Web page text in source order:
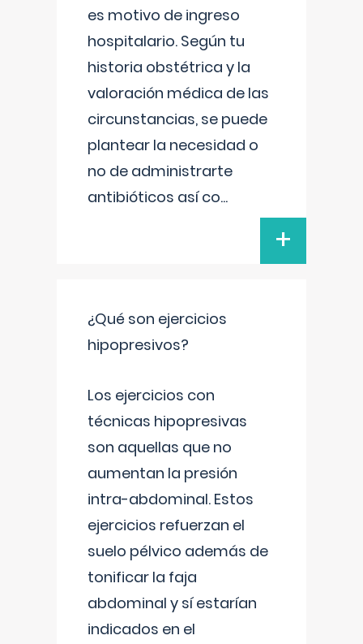
es motivo de ingreso
hospitalario. Según tu
historia obstétrica y la
valoración médica de las
circunstancias, se puede
plantear la necesidad o
no de administrarte
antibióticos así co...
+
¿Qué son ejercicios
hipopresivos?
Los ejercicios con
técnicas hipopresivas
son aquellas que no
aumentan la presión
intra-abdominal. Estos
ejercicios refuerzan el
suelo pélvico además de
tonificar la faja
abdominal y sí estarían
indicados en el